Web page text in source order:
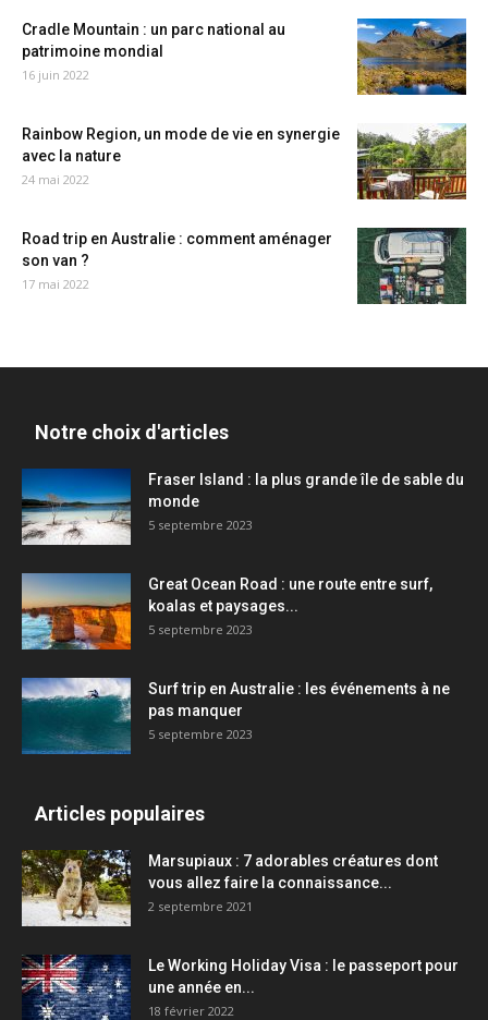
Cradle Mountain : un parc national au
patrimoine mondial
16 juin 2022
Rainbow Region, un mode de vie en synergie
avec la nature
24 mai 2022
Road trip en Australie : comment aménager
son van ?
17 mai 2022
Notre choix d'articles
Fraser Island : la plus grande île de sable du
monde
5 septembre 2023
Great Ocean Road : une route entre surf,
koalas et paysages...
5 septembre 2023
Surf trip en Australie : les événements à ne
pas manquer
5 septembre 2023
Articles populaires
Marsupiaux : 7 adorables créatures dont
vous allez faire la connaissance...
2 septembre 2021
Le Working Holiday Visa : le passeport pour
une année en...
18 février 2022